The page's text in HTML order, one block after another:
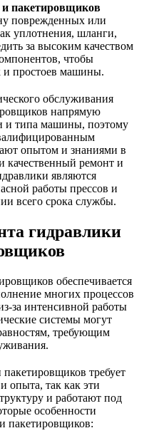
и пакетировщиков
поврежденных или
уплотнения, шланги,
за высоким качеством
чтобы
и простоев машины.
обслуживания
напрямую
и типа машины, поэтому
опытом и знаниями в
качественный ремонт и
являются
работы прессов и
всего срока службы.
гидравлики
обеспечивается
многих процессов
за интенсивной работы
системы могут
требующим
требует
опыта, так как эти
и работают под
особенности
пакетировщиков: